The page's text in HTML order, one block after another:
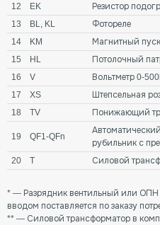
12
EK Резистор
13
BL, KL Фотореле
14
KM Магнитный
15
HL Потолочный
16
V Вольтметр 0-
17
XS Штепсельная
18
TV Понижающий
19 QF1-QFn
рубильник с
20
T Силовой
* — Разрядник вентильный или ОПН
вводом поставляется по заказу
** — Силовой трансформатор в